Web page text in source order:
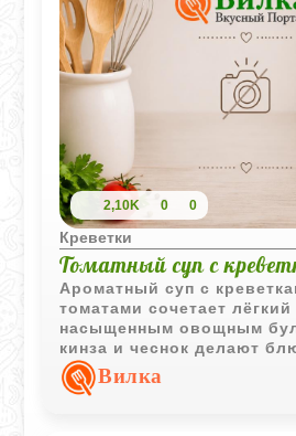
2,10K 0 0
Креветки
Томатный суп с
Ароматный суп с
томатами сочетает
насыщенным овощным
кинза и чеснок делают
выразительным и
Вилка